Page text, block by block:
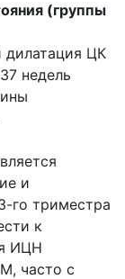
(группы
ЦК
недель
и
го триместра
к
ИЦН
часто с